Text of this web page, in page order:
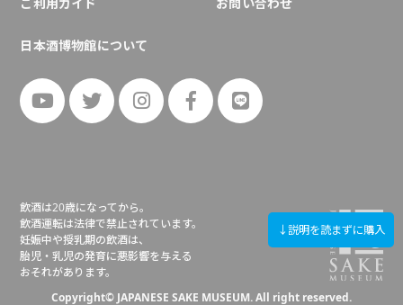
↓説明を読まずに購入
日本酒博物館について
飲酒は20歳になってから。
飲酒運転は法律で禁止されています。
妊娠中や授乳期の飲酒は、
胎児・乳児の発育に悪影響を与える
おそれがあります。
Copyright© JAPANESE SAKE MUSEUM. All right reserved.